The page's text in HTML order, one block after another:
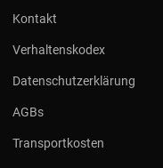
Kontakt
Verhaltenskodex
Datenschutzerklärung
AGBs
Transportkosten